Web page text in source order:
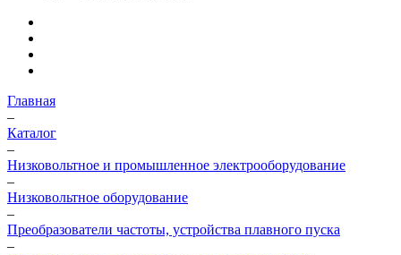
Главная
–
Каталог
–
Низковольтное и промышленное электрооборудование
–
Низковольтное оборудование
–
Преобразователи частоты, устройства плавного пуска
–